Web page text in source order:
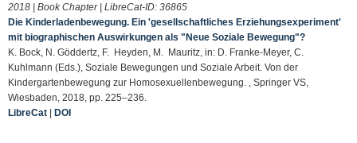
2018 | Book Chapter | LibreCat-ID: 36865
Die Kinderladenbewegung. Ein 'gesellschaftliches Erziehungsexperiment'
mit biographischen Auswirkungen als "Neue Soziale Bewegung"?
K. Bock, N. Göddertz, F. Heyden, M. Mauritz, in: D. Franke-Meyer, C.
Kuhlmann (Eds.), Soziale Bewegungen und Soziale Arbeit. Von der
Kindergartenbewegung zur Homosexuellenbewegung. , Springer VS,
Wiesbaden, 2018, pp. 225–236.
LibreCat | DOI